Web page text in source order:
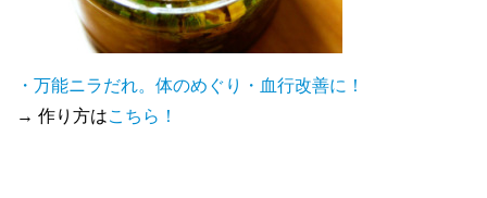
・万能ニラだれ。体のめぐり・血行改善に！
→ 作り方はこちら！